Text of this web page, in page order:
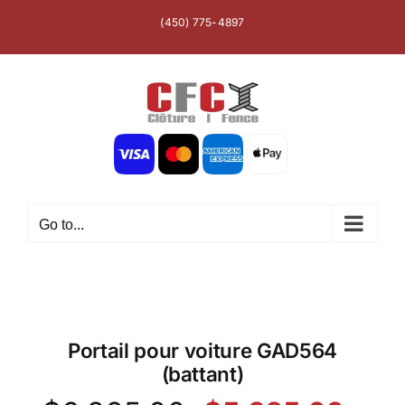
content
(450) 775-4897
Go to...
Portail pour voiture GAD564
(battant)